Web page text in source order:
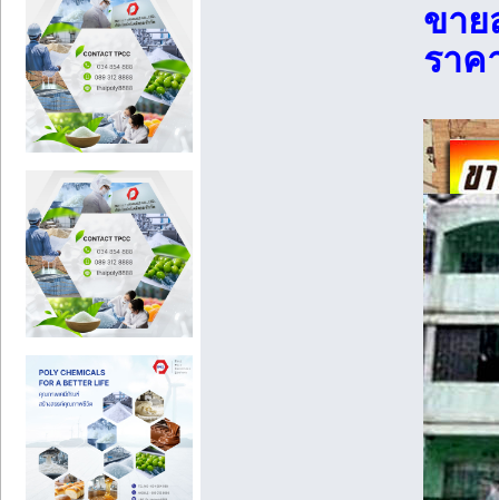
ขาย
ราค